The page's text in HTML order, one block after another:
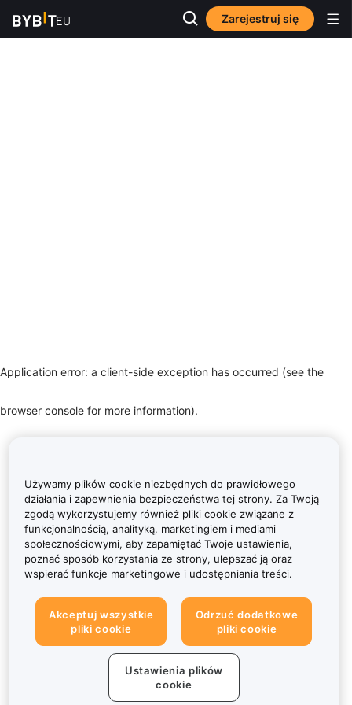
Zarejestruj się
Application error: a client-side exception has occurred (see the
browser console for more information).
Używamy plików cookie niezbędnych do prawidłowego
działania i zapewnienia bezpieczeństwa tej strony. Za Twoją
zgodą wykorzystujemy również pliki cookie związane z
funkcjonalnością, analityką, marketingiem i mediami
społecznościowymi, aby zapamiętać Twoje ustawienia,
poznać sposób korzystania ze strony, ulepszać ją oraz
wspierać funkcje marketingowe i udostępniania treści.
Akceptuj wszystkie
pliki cookie
Odrzuć dodatkowe
pliki cookie
Ustawienia plików
cookie